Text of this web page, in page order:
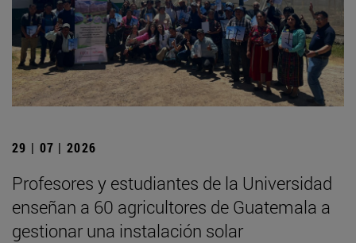
29 | 07 | 2026
Profesores y estudiantes de la Universidad
enseñan a 60 agricultores de Guatemala a
gestionar una instalación solar